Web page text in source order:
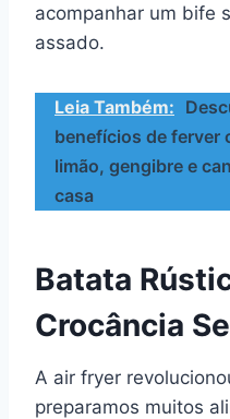
acompanhar um bife
assado.
Leia Também:
benefícios de ferver
limão, gengibre e
casa
Batata
Crocância
A air fryer
preparamos muitos